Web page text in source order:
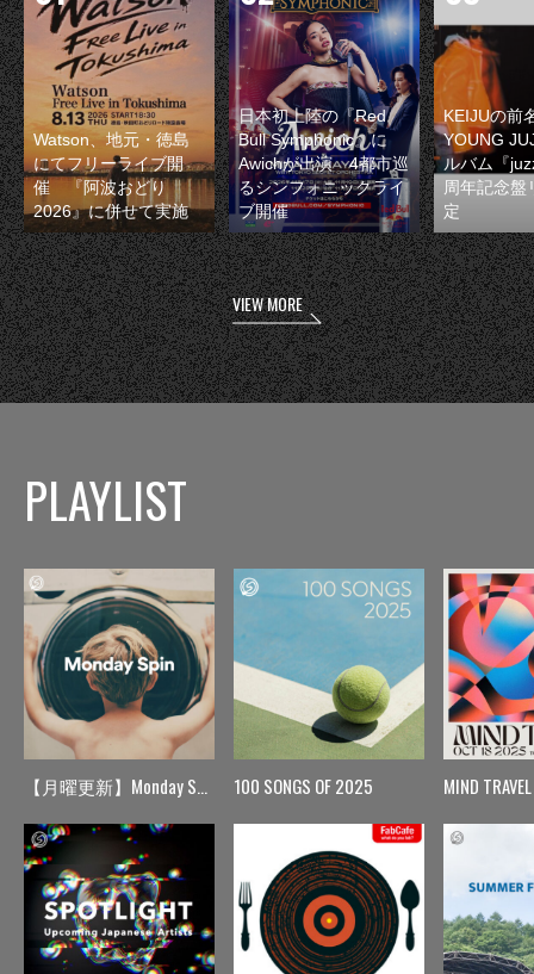
Watson、地元・徳島
にてフリーライブ開
催 『阿波おどり
2026』に併せて実施
日本初上陸の『Red
Bull Symphonic』に
Awichが出演 4都市巡
るシンフォニックライ
ブ開催
KEIJUの前
YOUNG
ルバム『
周年記念盤
定
VIEW MORE
PLAYLIST
【月曜更新】Monday Spin 100 SONGS OF 2025 MIND TRAVEL